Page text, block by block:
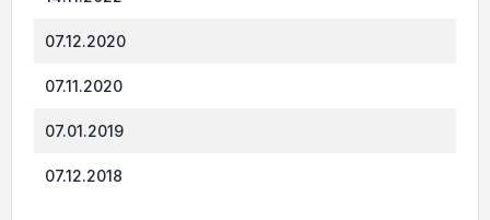
07.12.2020
07.11.2020
07.01.2019
07.12.2018